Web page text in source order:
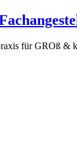
für GROß &